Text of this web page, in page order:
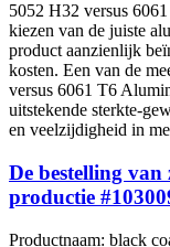
5052 H32 versus
kiezen van de juiste
product aanzienlijk
kosten. Een van de
versus 6061 T6
uitstekende sterkte-
en veelzijdigheid in
De bestelling
productie
Productnaam: black